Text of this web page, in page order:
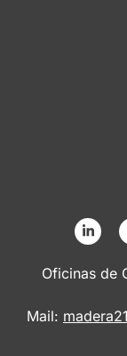
Oficinas de
Mail: